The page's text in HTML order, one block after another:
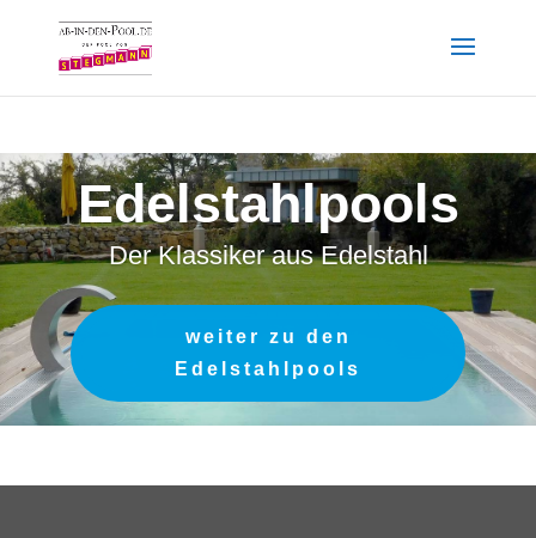
Edelstahlpools
Der Klassiker aus Edelstahl
weiter zu den
Edelstahlpools